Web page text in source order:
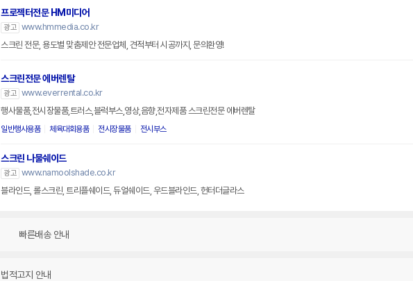
프로젝터전문 HM미디어
광고 www.hmmedia.co.kr
스크린 전문, 용도별 맞춤제안 전문업체, 견적부터 시공까지, 문의환영!
스크린전문 에버렌탈
광고 www.everrental.co.kr
행사물품,전시장물품,트러스,블럭부스,영상,음향,전자제품 스크린전문 에버렌탈
일반행사용품 체육대회용품 전시장물품 전시부스
스크린 나물쉐이드
광고 www.namoolshade.co.kr
블라인드, 롤스크린, 트리플쉐이드, 듀얼쉐이드, 우드블라인드, 헌터더글라스
빠른배송 안내
법적고지 안내